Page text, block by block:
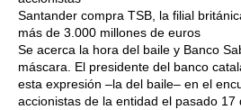
Santander compra TSB, la filial
más de 3.000 millones de euros
Se acerca la hora del baile y Banco
máscara. El presidente del banco
esta expresión –la del baile– en el
accionistas de la entidad el pasado 17